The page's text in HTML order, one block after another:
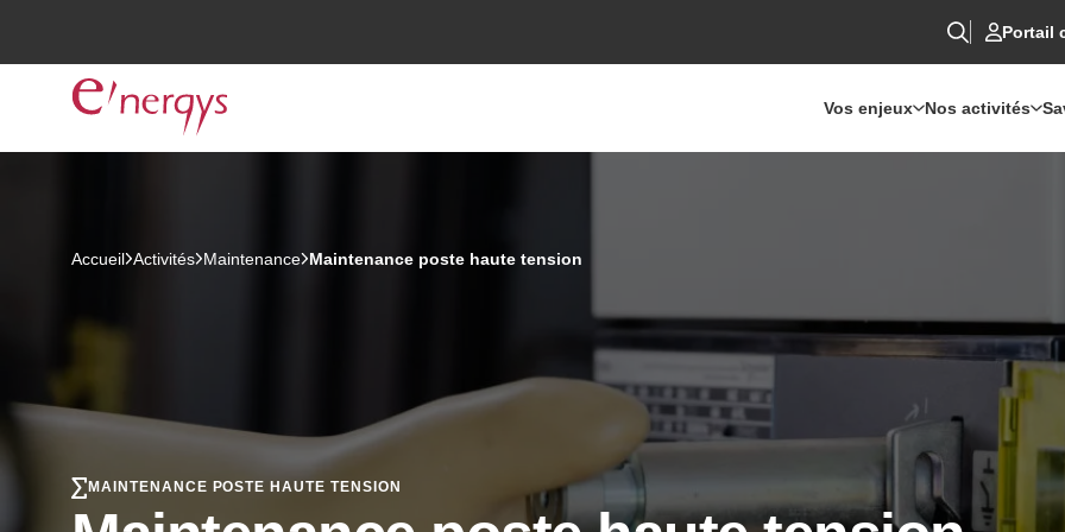
Portail
Vos enjeux Nos activités
Accueil Activités Maintenance Maintenance poste haute tension
MAINTENANCE POSTE HAUTE TENSION